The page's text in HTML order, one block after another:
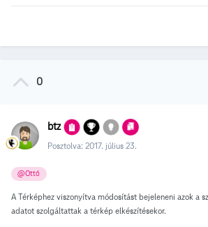
0
btz
Posztolva: 2017. július 23.
@Ottó
A Térképhez viszonyítva módosítást bejeleneni azok a
adatot szolgáltattak a térkép elkészítésekor.